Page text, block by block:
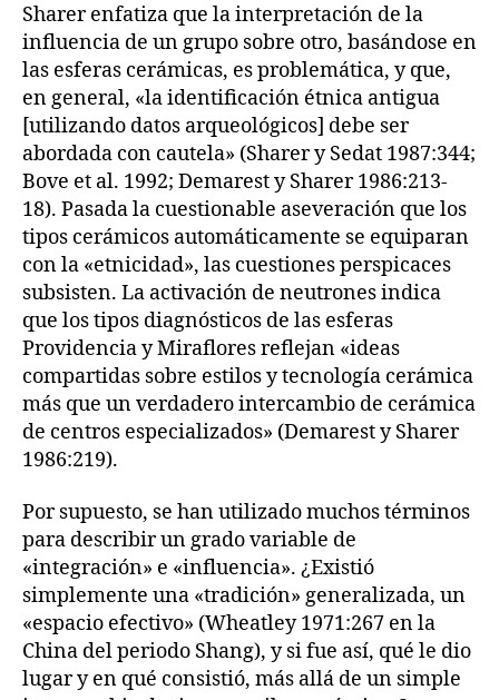
Sharer enfatiza que la interpretación de la
influencia de un grupo sobre otro, basándose en
las esferas cerámicas, es problemática, y que,
en general, «la identificación étnica antigua
[utilizando datos arqueológicos] debe ser
abordada con cautela» (Sharer y Sedat 1987:344;
Bove et al. 1992; Demarest y Sharer 1986:213-
18). Pasada la cuestionable aseveración que los
tipos cerámicos automáticamente se equiparan
con la «etnicidad», las cuestiones perspicaces
subsisten. La activación de neutrones indica
que los tipos diagnósticos de las esferas
Providencia y Miraflores reflejan «ideas
compartidas sobre estilos y tecnología cerámica
más que un verdadero intercambio de cerámica
de centros especializados» (Demarest y Sharer
1986:219).
Por supuesto, se han utilizado muchos términos
para describir un grado variable de
«integración» e «influencia». ¿Existió
simplemente una «tradición» generalizada, un
«espacio efectivo» (Wheatley 1971:267 en la
China del periodo Shang), y si fue así, qué le dio
lugar y en qué consistió, más allá de un simple